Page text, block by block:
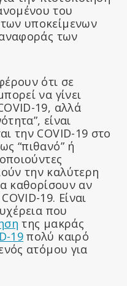
του
υποκείμενων
των
ότι σε
να γίνει
19, αλλά
είναι
την COVID-19 στο
“πιθανό” ή
την καλύτερη
καθορίσουν αν
19. Είναι
που
της μακράς
19 πολύ καιρό
ατόμου για